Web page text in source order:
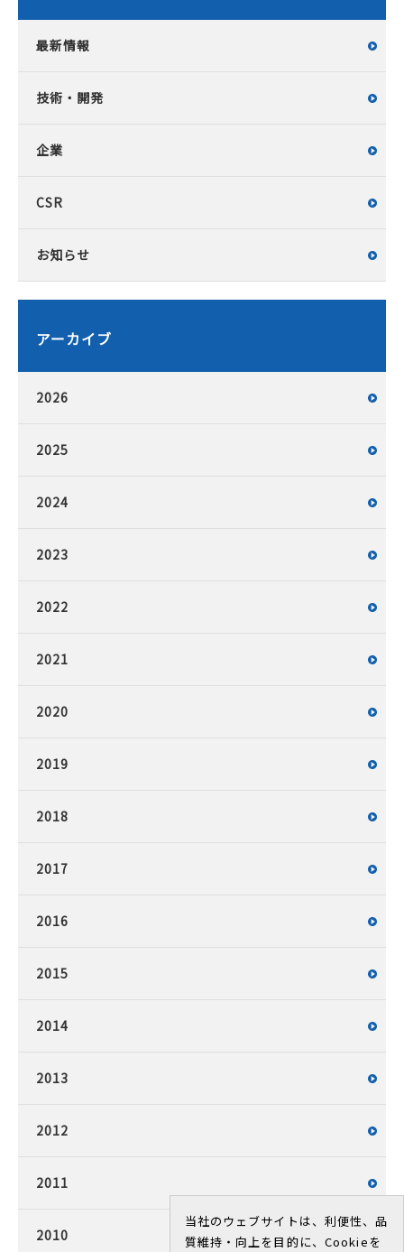
最新情報
技術・開発
企業
CSR
お知らせ
アーカイブ
2026
2025
2024
2023
2022
2021
2020
2019
2018
2017
2016
2015
2014
2013
2012
2011
2010
当社のウェブサイトは、利便性、品
質維持・向上を目的に、Cookieを